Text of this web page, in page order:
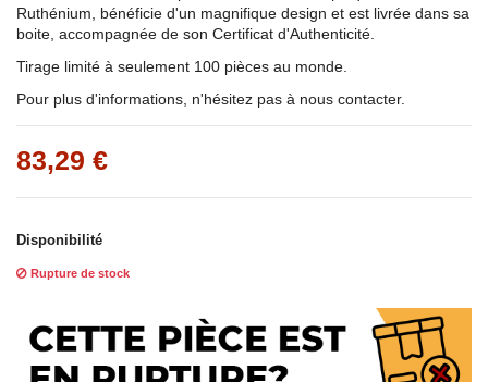
Ruthénium, bénéficie d'un magnifique design et est livrée dans sa
boite, accompagnée de son Certificat d'Authenticité.
Tirage limité à seulement 100 pièces au monde.
Pour plus d'informations, n'hésitez pas à nous contacter.
83,29 €
Disponibilité
Rupture de stock